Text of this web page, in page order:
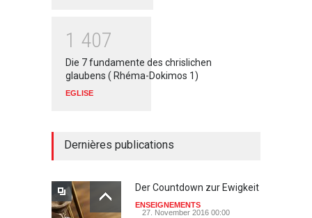
1 407
Die 7 fundamente des chrislichen
glaubens ( Rhéma-Dokimos 1)
EGLISE
Dernières publications
Der Countdown zur Ewigkeit
ENSEIGNEMENTS
27. November 2016 00:00